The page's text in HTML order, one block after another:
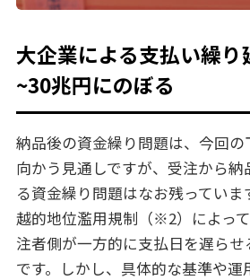
大企業による支払い繰
~30兆円にのぼる
納品後の資金繰り問題は、今回
向かう見通しですが、受注から
る資金繰り問題はなお残ってい
越的地位濫用規制（※2）によっ
注者側が一方的に支払日を遅ら
です。しかし、具体的な基準や運